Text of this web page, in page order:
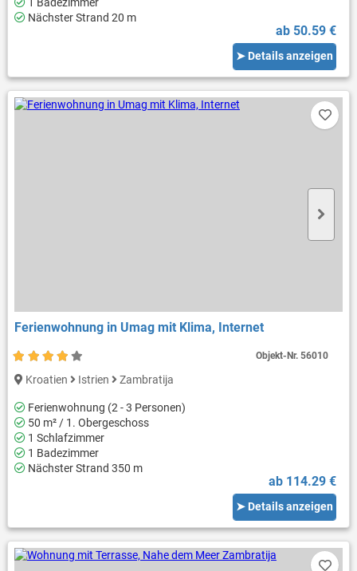
Nächster Strand 20 m
ab 50.59 €
➤ Details anzeigen
Ferienwohnung in Umag mit Klima, Internet
Kroatien Istrien Zambratija
Ferienwohnung (2 - 3 Personen)
50 m² / 1. Obergeschoss
1 Schlafzimmer
1 Badezimmer
Nächster Strand 350 m
ab 114.29 €
➤ Details anzeigen
Objekt-Nr.56010